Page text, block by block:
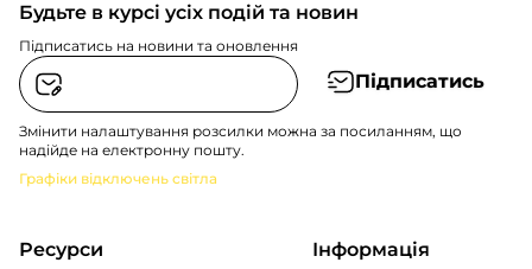
Будьте в курсі усіх подій та новин
Підписатись на новини та оновлення
Підписатись
Змінити налаштування розсилки можна за посиланням, що
надійде на електронну пошту.
Графіки відключень світла
Ресурси Інформація